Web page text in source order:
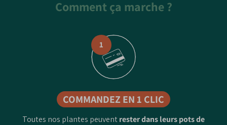
Comment ça marche ?
1
COMMANDEZ EN 1 CLIC
Toutes nos plantes peuventrester dans leurs pots de